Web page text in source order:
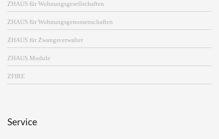
ZHAUS für Wohnungsgesellschaften
ZHAUS für Wohnungsgenossenschaften
ZHAUS für Zwangsverwalter
ZHAUS Module
ZFIRE
Service